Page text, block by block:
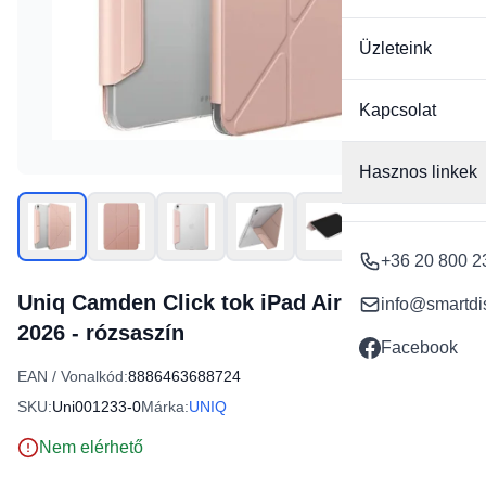
Üzleteink
Kapcsolat
Hasznos linkek
+36 20 800
Facebook
Uniq Camden Click tok iPad Air 11" 2024-
2026 - rózsaszín
EAN / Vonalkód:8886463688724
SKU:Uni001233-0Márka:UNIQ
Nem elérhető